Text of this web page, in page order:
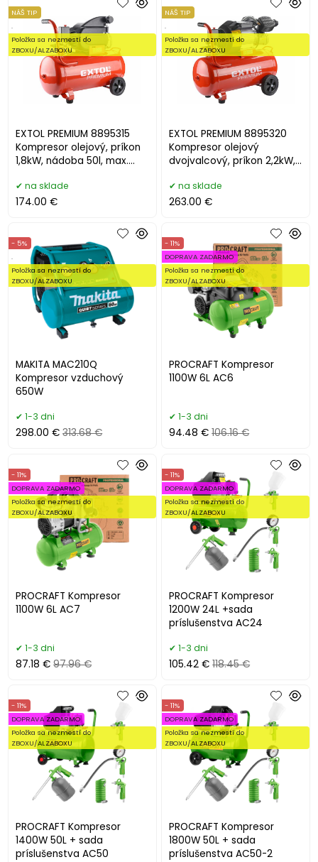
EXTOL PREMIUM 8895315
Kompresor olejový, príkon
1,8kW, nádoba 50l, max.
NÁŠ TIP
.
Položka sa nezmestí do
ZBOXU/ALZABOXU
na sklade
174.00 €
EXTOL PREMIUM 8895320
Kompresor olejový
dvojvalcový, príkon 2,2kW,
NÁŠ TIP
.
Položka sa nezmestí do
ZBOXU/ALZABOXU
na sklade
263.00 €
MAKITA MAC210Q
Kompresor vzduchový
650W
- 5%
.
Položka sa nezmestí do
ZBOXU/ALZABOXU
1-3 dni
298.00 € 313.68 €
PROCRAFT Kompresor
1100W 6L AC6
- 11%
DOPRAVA ZADARMO
Položka sa nezmestí do
ZBOXU/ALZABOXU
1-3 dni
94.48 € 106.16 €
PROCRAFT Kompresor
1100W 6L AC7
- 11%
DOPRAVA ZADARMO
Položka sa nezmestí do
ZBOXU/ALZABOXU
1-3 dni
87.18 € 97.96 €
PROCRAFT Kompresor
1200W 24L +sada
príslušenstva AC24
- 11%
DOPRAVA ZADARMO
Položka sa nezmestí do
ZBOXU/ALZABOXU
1-3 dni
105.42 € 118.45 €
PROCRAFT Kompresor
1400W 50L + sada
príslušenstva AC50
- 11%
DOPRAVA ZADARMO
Položka sa nezmestí do
ZBOXU/ALZABOXU
PROCRAFT Kompresor
1800W 50L + sada
príslušenstva AC50-2
- 11%
DOPRAVA ZADARMO
Položka sa nezmestí do
ZBOXU/ALZABOXU